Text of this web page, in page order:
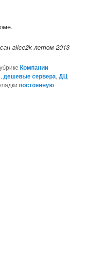
alice2k летом 2013
Компании
,дешевые сервера,ДЦ
постоянную